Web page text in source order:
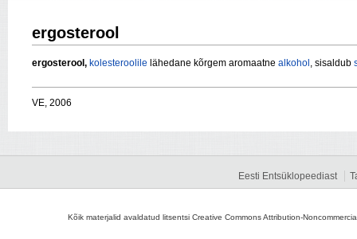
ergosterool
ergosterool, kolesteroolile lähedane kõrgem aromaatne alkohol , sisaldub
VE, 2006
Eesti Entsüklopeediast
Kõik materjalid avaldatud litsentsi Creative Commons Attribution-